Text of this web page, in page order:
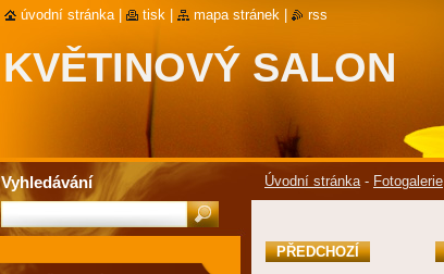
KVĚTINOVÝ SALON
SLUNEČNICE
Úvodní stránka - Fotogalerie
PŘEDCHOZÍ
Vyhledávání
úvodní stránka tisk mapa stránek rss